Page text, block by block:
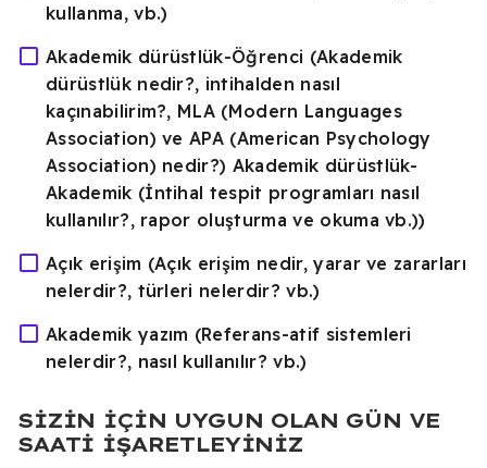
kullanma, vb.)
Akademik dürüstlük-Öğrenci (Akademik
dürüstlük nedir?, intihalden nasıl
kaçınabilirim?, MLA (Modern Languages
Association) ve APA (American Psychology
Association) nedir?) Akademik dürüstlük-
Akademik (İntihal tespit programları nasıl
kullanılır?, rapor oluşturma ve okuma vb.))
Açık erişim (Açık erişim nedir, yarar ve zararları
nelerdir?, türleri nelerdir? vb.)
Akademik yazım (Referans-atif sistemleri
nelerdir?, nasıl kullanılır? vb.)
SIZIN IÇIN UYGUN OLAN GÜN VE
SAATI IŞARETLEYINIZ